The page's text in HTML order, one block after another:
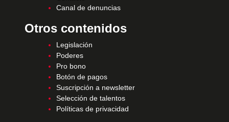
Canal de denuncias
Otros contenidos
Legislación
Poderes
Pro bono
Botón de pagos
Suscripción a newsletter
Selección de talentos
Políticas de privacidad